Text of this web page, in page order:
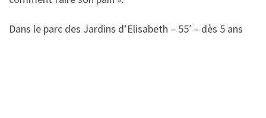
Dans le parc des Jardins d’Elisabeth – 55′ – dès 5 ans